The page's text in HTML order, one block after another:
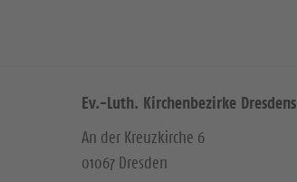
Ev.-Luth. Kirchenbezirke Dresdens
An der Kreuzkirche 6
01067 Dresden